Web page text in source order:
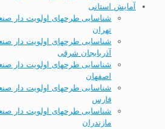
آمایش استانی
شناسایی طرحهای اولویت دار
تهران
شناسایی طرحهای اولویت دار
آذربایجان شرقی
شناسایی طرحهای اولویت دار
اصفهان
شناسایی طرحهای اولویت دار
فارس
شناسایی طرحهای اولویت دار
مازندران